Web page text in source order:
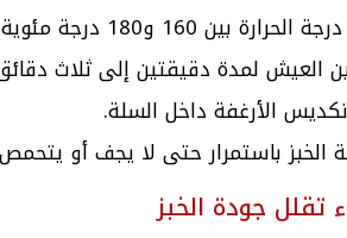
بين 160 و180 درجة مئوية.
العيش لمدة دقيقتين إلى ثلاث
الأرغفة داخل السلة.
الخبز باستمرار حتى لا يجف أو يتحمص
تقلل جودة الخبز